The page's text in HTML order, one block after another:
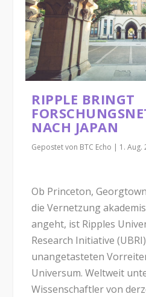
RIPPLE BRINGT
NACH JAPAN
Gepostet von BTC Echo | 1. Aug.
Ob Princeton,
die Vernetzung
angeht, ist Ripples
Research Initiative
unangetasteten
Universum. Weltweit
Wissenschaftler von